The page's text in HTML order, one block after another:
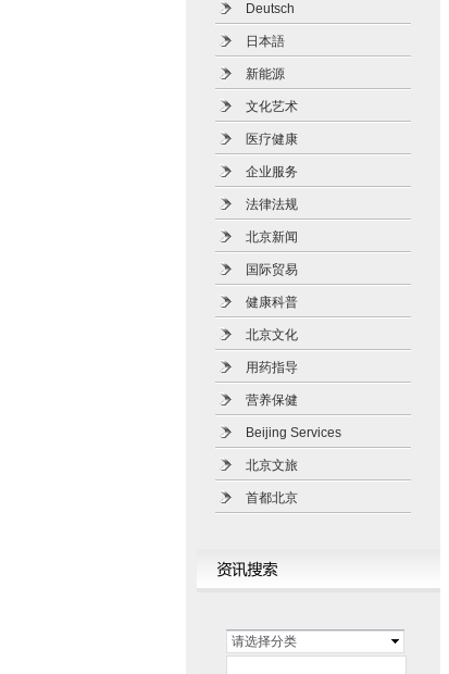
Deutsch
日本語
新能源
文化艺术
医疗健康
企业服务
法律法规
北京新闻
国际贸易
健康科普
北京文化
用药指导
营养保健
Beijing Services
北京文旅
首都北京
请选择分类